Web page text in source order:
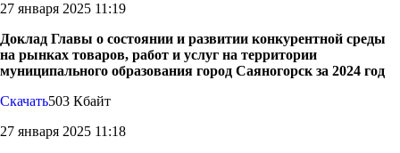
27 января 2025 11:19
Доклад Главы о состоянии и развитии конкурентной среды
на рынках товаров, работ и услуг на территории
муниципального образования город Саяногорск за 2024 год
Скачать503 Кбайт
27 января 2025 11:18